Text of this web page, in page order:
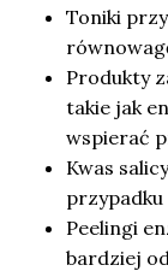
Toniki
Produkty
takie jak
wspierać
Kwas
Peelingi
bardziej